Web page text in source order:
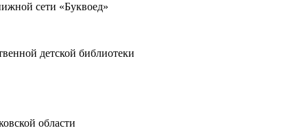
сети «Буквоед»
детской библиотеки
области